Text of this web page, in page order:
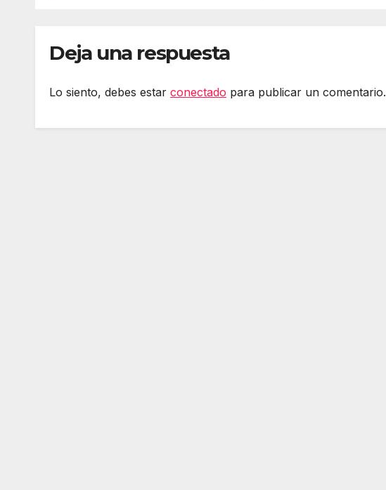
Deja una respuesta
Lo siento, debes estar conectado para publicar un comentario.